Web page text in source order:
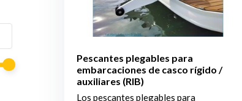
Pescantes plegables para
embarcaciones de casco rígido /
auxiliares (RIB)
Los pescantes plegables para